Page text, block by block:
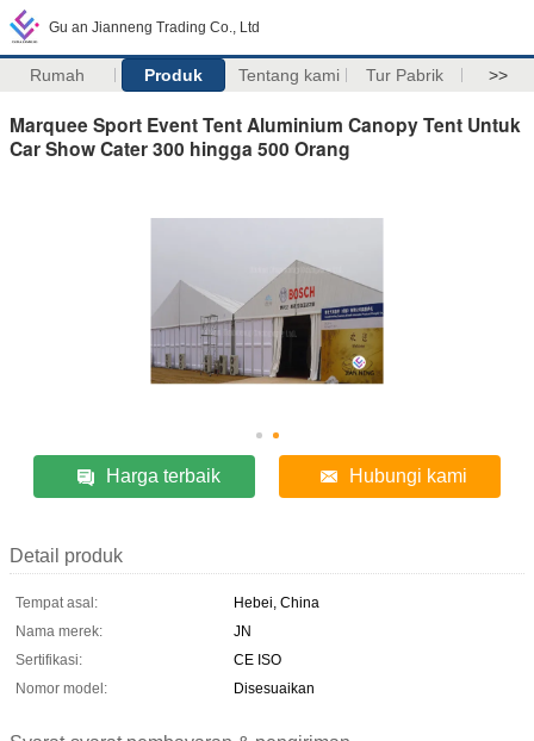
Gu an Jianneng Trading Co., Ltd
Rumah Produk Tentang kami Tur Pabrik >>
Marquee Sport Event Tent Aluminium Canopy Tent Untuk
Car Show Cater 300 hingga 500 Orang
Harga terbaik Hubungi kami
Detail produk
Tempat asal:
Hebei, China
Nama merek:
JN
Sertifikasi:
CE ISO
Nomor model:
Disesuaikan